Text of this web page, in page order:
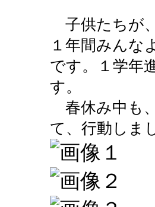
子供たちが
１年間みん
です。１学年
す。
春休み中も
て、行動しま